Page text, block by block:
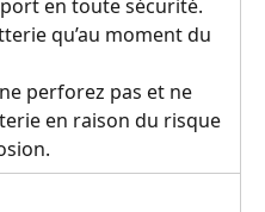
en toute sécurité.
qu’au moment du
perforez pas et ne
en raison du risque